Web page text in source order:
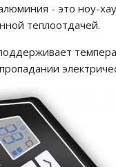
- это ноу-
теплоотдачей.